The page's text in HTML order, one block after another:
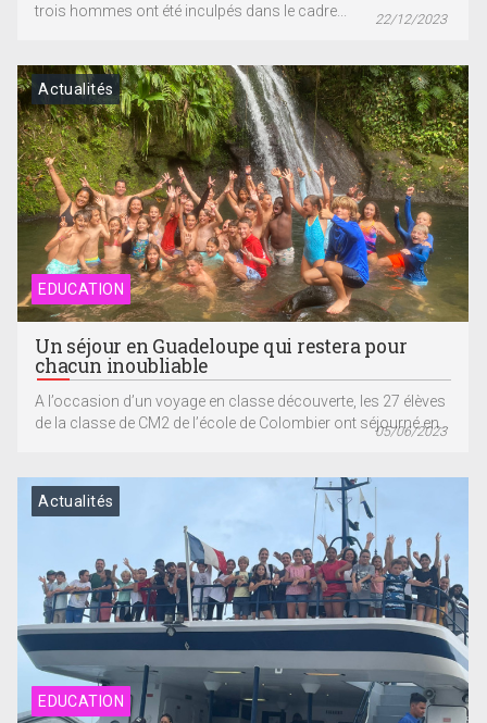
trois hommes ont été inculpés dans le cadre...
22/12/2023
EDUCATION
Actualités
Un séjour en Guadeloupe qui restera pour
chacun inoubliable
A l’occasion d’un voyage en classe découverte, les 27 élèves
de la classe de CM2 de l’école de Colombier ont séjourné en...
05/06/2023
EDUCATION
Actualités